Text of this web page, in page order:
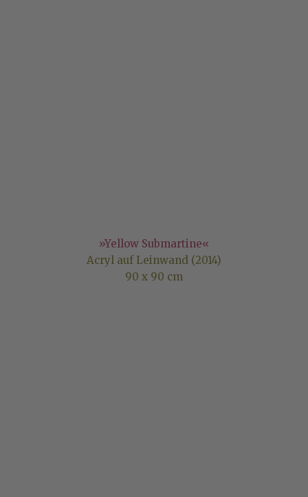
»Yellow Submartine«
Acryl auf Leinwand (2014)
90 x 90 cm